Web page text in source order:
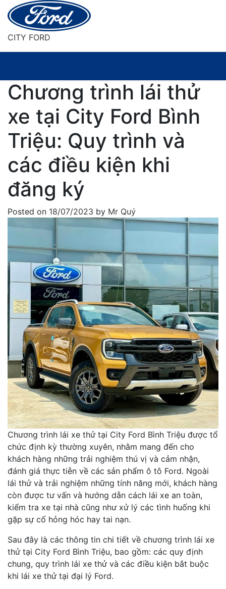
Skip
content
CITY FORD
Chương trình lái thử
xe tại City Ford Bình
Triệu: Quy trình và
các điều kiện khi
đăng ký
Posted on 18/07/2023 by Mr Quý
Chương trình lái xe thử tại City Ford Bình Triệu được tổ
chức định kỳ thường xuyên, nhằm mang đến cho
khách hàng những trải nghiệm thú vị và cảm nhận,
đánh giá thực tiễn về các sản phẩm ô tô Ford. Ngoài
lái thử và trải nghiệm những tính năng mới, khách hàng
còn được tư vấn và hướng dẫn cách lái xe an toàn,
kiểm tra xe tại nhà cũng như xử lý các tình huống khi
gặp sự cố hỏng hóc hay tai nạn.
Sau đây là các thông tin chi tiết về chương trình lái xe
thử tại City Ford Bình Triệu, bao gồm: các quy định
chung, quy trình lái xe thử và các điều kiện bắt buộc
khi lái xe thử tại đại lý Ford.